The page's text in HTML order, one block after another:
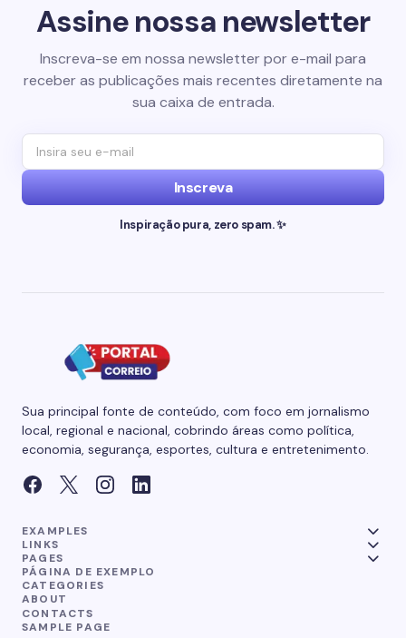
Assine nossa newsletter
Inscreva-se em nossa newsletter por e-mail para
receber as publicações mais recentes diretamente na
sua caixa de entrada.
Inscreva
Inspiração pura, zero spam. ✨
Sua principal fonte de conteúdo, com foco em jornalismo
local, regional e nacional, cobrindo áreas como política,
economia, segurança, esportes, cultura e entretenimento.
EXAMPLES
LINKS
PAGES
PÁGINA DE EXEMPLO
CATEGORIES
ABOUT
CONTACTS
SAMPLE PAGE